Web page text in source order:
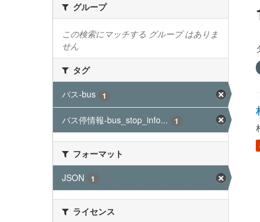
グループ
この検索にマッチする グループ はありま
せん
タグ
バス-bus
1
バス停情報-bus_stop_info... 1
フォーマット
JSON
1
ライセンス